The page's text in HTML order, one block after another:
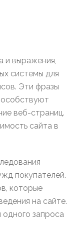
и выражения,
системы для
Эти фразы
веб-страниц.
сайта в
покупателей.
которые
на сайте.
запроса